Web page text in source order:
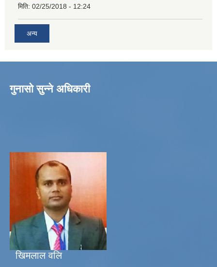
मिति: 02/25/2018 - 12:24
अन्य
गुनासो सुन्ने अधिकारी
खिमलाल वलि